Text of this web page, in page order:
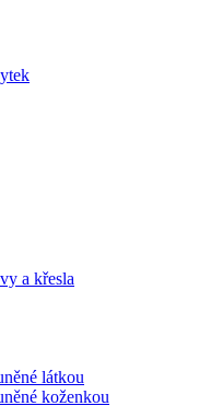
a křesla
látkou
koženkou